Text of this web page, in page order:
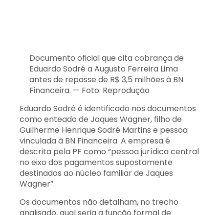
Documento oficial que cita cobrança de
Eduardo Sodré a Augusto Ferreira Lima
antes de repasse de R$ 3,5 milhões à BN
Financeira. — Foto: Reprodução
Eduardo Sodré é identificado nos documentos
como enteado de Jaques Wagner, filho de
Guilherme Henrique Sodré Martins e pessoa
vinculada à BN Financeira. A empresa é
descrita pela PF como “pessoa jurídica central
no eixo dos pagamentos supostamente
destinados ao núcleo familiar de Jaques
Wagner”.
Os documentos não detalham, no trecho